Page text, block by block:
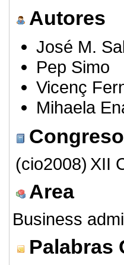
Autores
José M.
Pep Simo
Vicenç
Mihaela
Congreso
(cio2008) XII
Area
Business
Palabras